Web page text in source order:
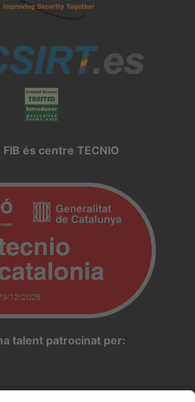
FIB és centre TECNIO
talent patrocinat per: